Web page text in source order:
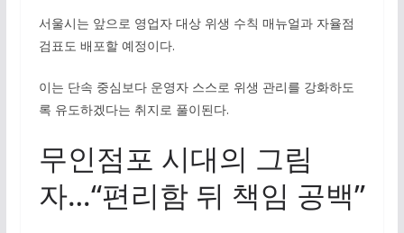
서울시는 앞으로 영업자 대상 위생 수칙 매뉴얼과 자율점
검표도 배포할 예정이다.
이는 단속 중심보다 운영자 스스로 위생 관리를 강화하도
록 유도하겠다는 취지로 풀이된다.
무인점포 시대의 그림
자…“편리함 뒤 책임 공백”